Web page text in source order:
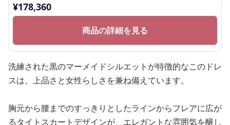
¥178,360
商品の詳細を見る
洗練された黒のマーメイドシルエットが特徴的なこのドレ
スは、上品さと女性らしさを兼ね備えています。
胸元から腰までのすっきりとしたラインからフレアに広が
るタイトスカートデザインが、エレガントな雰囲気を醸し